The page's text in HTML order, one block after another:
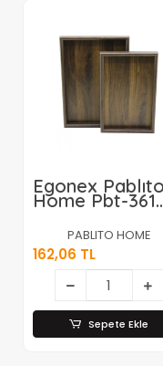
Egonex Pablıto
Home Pbt-361
(koyu
Kahverengi) (2li
Set)
Ahşap Bambu
Sunum Tepsi
(20x30cm-
25x35cm-
Derinlik:
2cm)*20=k
PABLITO HOME
162,06 TL
Sepete Ekle